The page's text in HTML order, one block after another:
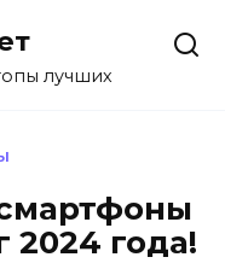
лучших
2024 года!